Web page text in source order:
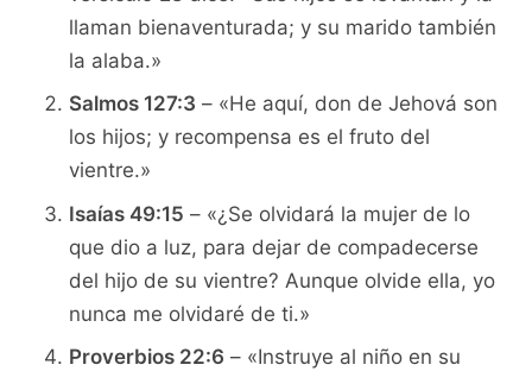
llaman bienaventurada; y su marido también
la alaba.»
Salmos 127:3 – «He aquí, don de Jehová son
los hijos; y recompensa es el fruto del
vientre.»
Isaías 49:15 – «¿Se olvidará la mujer de lo
que dio a luz, para dejar de compadecerse
del hijo de su vientre? Aunque olvide ella, yo
nunca me olvidaré de ti.»
Proverbios 22:6 – «Instruye al niño en su